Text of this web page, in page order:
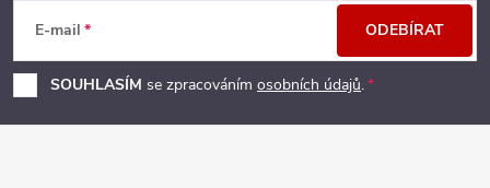
p
a
E-mail
SOUHLASÍM se zpracováním osobních údajů.
ODEBÍRAT